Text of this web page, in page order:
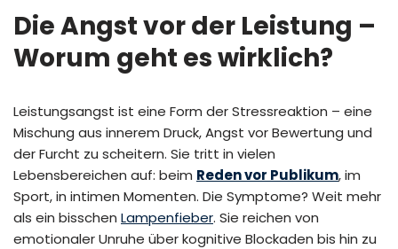
Die Angst vor der Leistung –
Worum geht es wirklich?
Leistungsangst ist eine Form der Stressreaktion – eine
Mischung aus innerem Druck, Angst vor Bewertung und
der Furcht zu scheitern. Sie tritt in vielen
Lebensbereichen auf: beim Reden vor Publikum, im
Sport, in intimen Momenten. Die Symptome? Weit mehr
als ein bisschen Lampenfieber. Sie reichen von
emotionaler Unruhe über kognitive Blockaden bis hin zu